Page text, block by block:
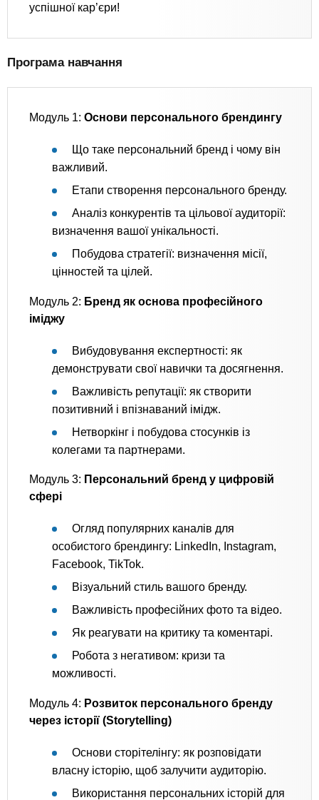
успішної кар’єри!
Програма навчання
Модуль 1: Основи персонального брендингу
Що таке персональний бренд і чому він
важливий.
Етапи створення персонального бренду.
Аналіз конкурентів та цільової аудиторії:
визначення вашої унікальності.
Побудова стратегії: визначення місії,
цінностей та цілей.
Модуль 2: Бренд як основа професійного
іміджу
Вибудовування експертності: як
демонструвати свої навички та досягнення.
Важливість репутації: як створити
позитивний і впізнаваний імідж.
Нетворкінг і побудова стосунків із
колегами та партнерами.
Модуль 3: Персональний бренд у цифровій
сфері
Огляд популярних каналів для
особистого брендингу: LinkedIn, Instagram,
Facebook, TikTok.
Візуальний стиль вашого бренду.
Важливість професійних фото та відео.
Як реагувати на критику та коментарі.
Робота з негативом: кризи та
можливості.
Модуль 4: Розвиток персонального бренду
через історії (Storytelling)
Основи сторітелінгу: як розповідати
власну історію, щоб залучити аудиторію.
Використання персональних історій для